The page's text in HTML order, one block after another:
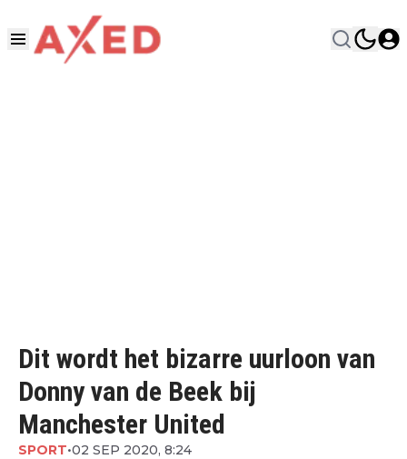
Dit wordt het bizarre uurloon van
Donny van de Beek bij
Manchester United
SPORT•02 SEP 2020, 8:24